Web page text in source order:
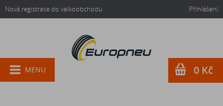
Nová registrace do velkoobchodu Přihlášení
MENU 0 Kč